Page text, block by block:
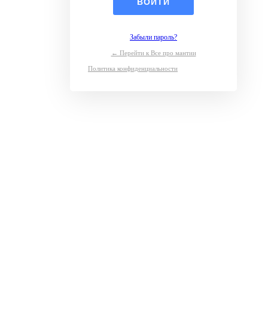
Забыли пароль?
← Перейти к Все про мантии
Политика конфиденциальности